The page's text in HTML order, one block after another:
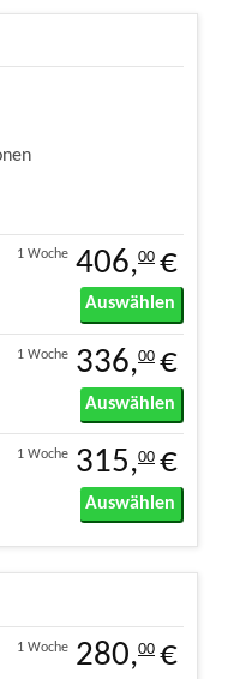
1 Woche 406,00 €
Auswählen
1 Woche 336,00 €
Auswählen
1 Woche 315,00 €
Auswählen
1 Woche 280,00 €